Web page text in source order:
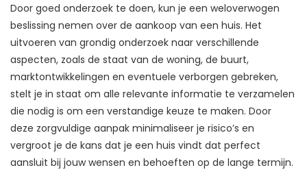
Door goed onderzoek te doen, kun je een weloverwogen
beslissing nemen over de aankoop van een huis. Het
uitvoeren van grondig onderzoek naar verschillende
aspecten, zoals de staat van de woning, de buurt,
marktontwikkelingen en eventuele verborgen gebreken,
stelt je in staat om alle relevante informatie te verzamelen
die nodig is om een verstandige keuze te maken. Door
deze zorgvuldige aanpak minimaliseer je risico’s en
vergroot je de kans dat je een huis vindt dat perfect
aansluit bij jouw wensen en behoeften op de lange termijn.